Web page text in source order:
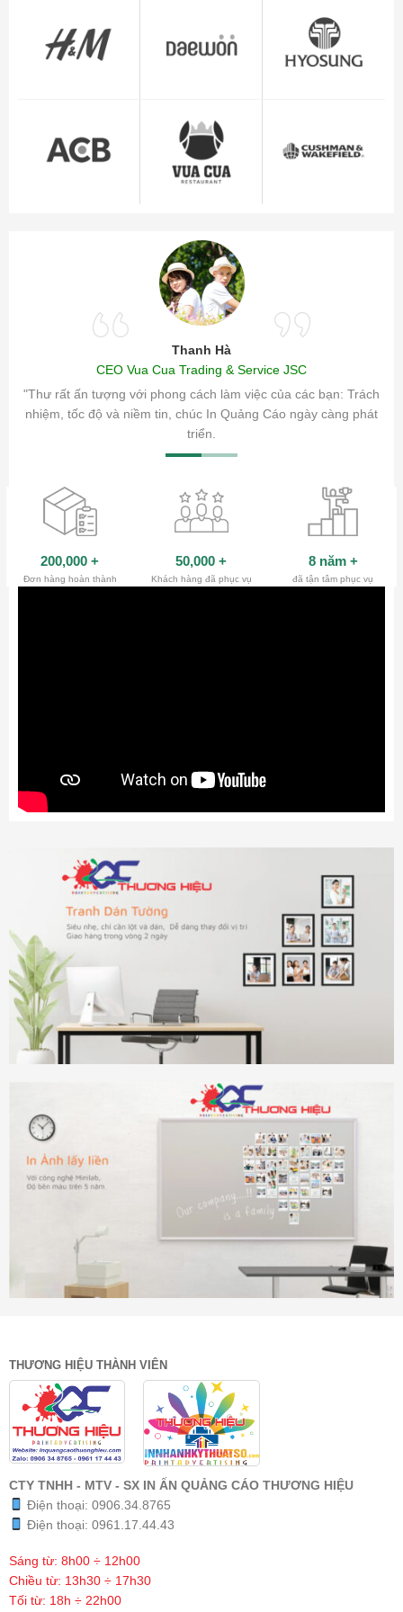
Thanh Hà
CEO Vua Cua Trading & Service JSC
"Thư rất ấn tượng với phong cách làm việc của các bạn: Trách
nhiệm, tốc độ và niềm tin, chúc In Quảng Cáo ngày càng phát
triển.
sóc
200,000 +
Đơn hàng hoàn thành
50,000 +
Khách hàng đã phục vụ
8 năm +
đã tận tâm phục vụ
THƯƠNG HIỆU THÀNH VIÊN
CTY TNHH - MTV - SX IN ẤN QUẢNG CÁO THƯƠNG HIỆU
Điện thoại: 0906.34.8765
Điện thoại: 0961.17.44.43
Sáng từ: 8h00 ÷ 12h00
Chiều từ: 13h30 ÷ 17h30
Tối từ: 18h ÷ 22h00